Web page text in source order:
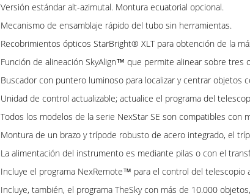
Versión estándar alt-azimutal. Montura ecuatorial opcional.
Mecanismo de ensamblaje rápido del tubo sin herramientas.
Recobrimientos ópticos StarBright® XLT para obtención de la
Función de alineación SkyAlign™ que permite alinear sobre
Buscador con puntero luminoso para localizar y centrar objetos
Unidad de control actualizable; actualice el programa del
Todos los modelos de la serie NexStar SE son compatibles con
Montura de un brazo y trípode robusto de acero integrado, el
La alimentación del instrumento es mediante pilas o con el
Incluye el programa NexRemote™ para el control del telescopio
Incluye, también, el programa TheSky con más de 10.000